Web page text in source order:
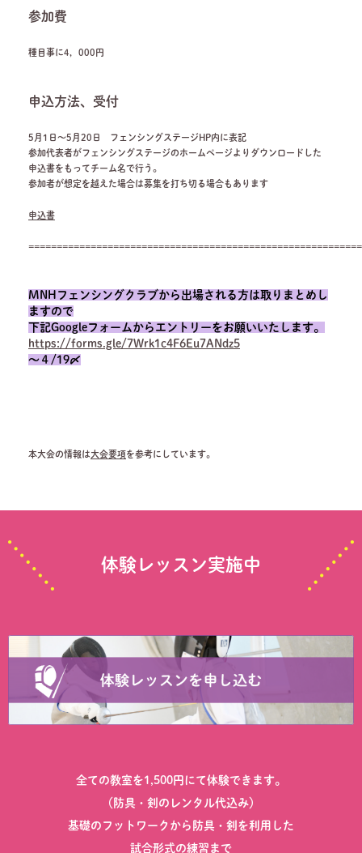
参加費
種目事に4，000円
申込方法、受付
5月1日～5月20日 フェンシングステージHP内に表記
参加代表者がフェンシングステージのホームページよりダウンロードした
申込書をもってチーム名で行う。
参加者が想定を越えた場合は募集を打ち切る場合もあります
申込書
MNHフェンシングクラブから出場される方は取りまとめし
ますので
下記Googleフォームからエントリーをお願いいたします。
https://forms.gle/7Wrk1c4F6Eu7ANdz5
～４/19〆
本大会の情報は大会要項を参考にしています。
体験レッスン実施中
全ての教室を1,500円にて体験できます。
（防具・剣のレンタル代込み）
基礎のフットワークから防具・剣を利用した
試合形式の練習まで